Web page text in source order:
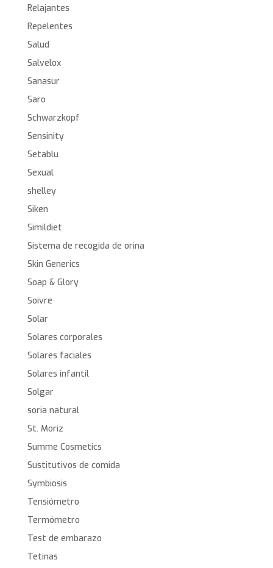
Relajantes
Repelentes
Salud
Salvelox
Sanasur
Saro
Schwarzkopf
Sensinity
Setablu
Sexual
shelley
Siken
Simildiet
Sistema de recogida de orina
Skin Generics
Soap & Glory
Soivre
Solar
Solares corporales
Solares faciales
Solares infantil
Solgar
soria natural
St. Moriz
Summe Cosmetics
Sustitutivos de comida
Symbiosis
Tensiómetro
Termómetro
Test de embarazo
Tetinas